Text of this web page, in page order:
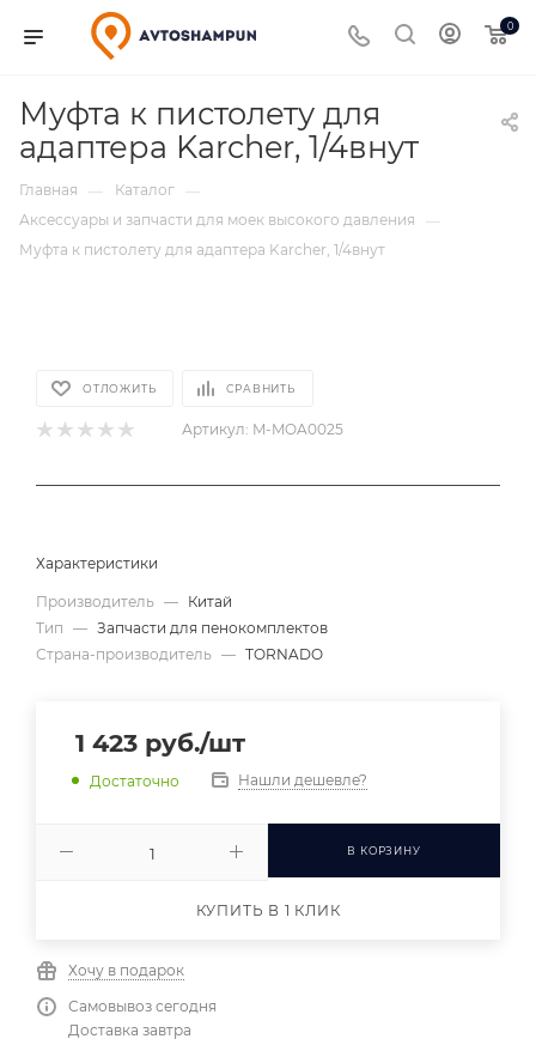
0
Муфта к пистолету для
адаптера Karcher, 1/4внут
Главная — Каталог —
Аксессуары и запчасти для моек высокого давления
—
Муфта к пистолету для адаптера Karcher, 1/4внут
ОТЛОЖИТЬ СРАВНИТЬ
Артикул: M-MOA0025
Характеристики
Производитель — Китай
Тип — Запчасти для пенокомплектов
Страна-производитель — TORNADO
1 423 руб./шт
Достаточно Нашли дешевле?
В КОРЗИНУ
КУПИТЬ В 1 КЛИК
Хочу в подарок
Самовывоз сегодня
Доставка завтра